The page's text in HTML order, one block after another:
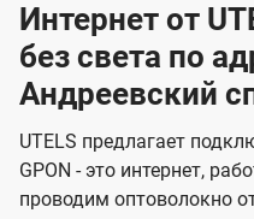
Интернет от
без света по
Андреевский
UTELS предлагает
GPON - это интернет,
проводим оптоволокно